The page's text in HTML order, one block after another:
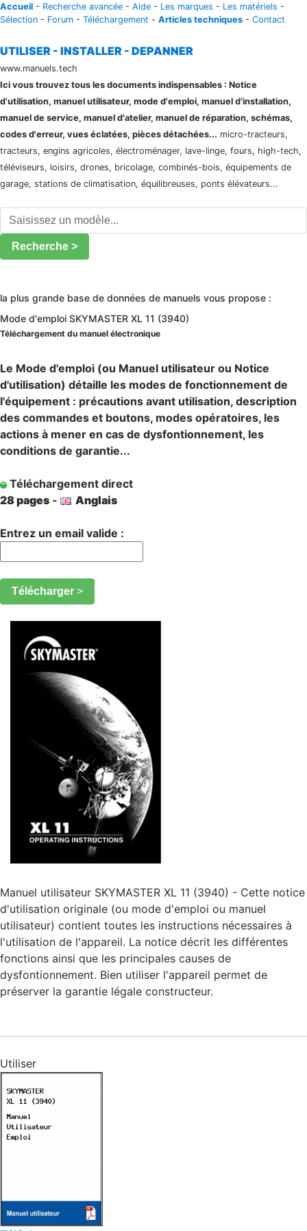
Accueil - Recherche avancée - Aide - Les marques - Les matériels -
Sélection - Forum - Téléchargement - Articles techniques - Contact
UTILISER - INSTALLER - DEPANNER
www.manuels.tech
Ici vous trouvez tous les documents indispensables : Notice
d'utilisation, manuel utilisateur, mode d'emploi, manuel d'installation,
manuel de service, manuel d'atelier, manuel de réparation, schémas,
codes d'erreur, vues éclatées, pièces détachées... micro-tracteurs,
tracteurs, engins agricoles, électroménager, lave-linge, fours, high-tech,
téléviseurs, loisirs, drones, bricolage, combinés-bois, équipements de
garage, stations de climatisation, équilibreuses, ponts élévateurs...
Recherche >
la plus grande base de données de manuels vous propose :
Mode d'emploi SKYMASTER XL 11 (3940)
Téléchargement du manuel électronique
Le Mode d'emploi (ou Manuel utilisateur ou Notice
d'utilisation) détaille les modes de fonctionnement de
l'équipement : précautions avant utilisation, description
des commandes et boutons, modes opératoires, les
actions à mener en cas de dysfontionnement, les
conditions de garantie...
Téléchargement direct
28 pages - Anglais
Entrez un email valide :
Télécharger >
Manuel utilisateur SKYMASTER XL 11 (3940) - Cette notice
d'utilisation originale (ou mode d'emploi ou manuel
utilisateur) contient toutes les instructions nécessaires à
l'utilisation de l'appareil. La notice décrit les différentes
fonctions ainsi que les principales causes de
dysfontionnement. Bien utiliser l'appareil permet de
préserver la garantie légale constructeur.
Utiliser